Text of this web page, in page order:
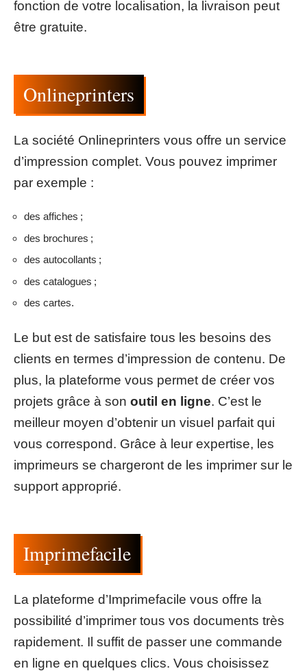
fonction de votre localisation, la livraison peut
être gratuite.
Onlineprinters
La société Onlineprinters vous offre un service
d’impression complet. Vous pouvez imprimer
par exemple :
des affiches ;
des brochures ;
des autocollants ;
des catalogues ;
des cartes.
Le but est de satisfaire tous les besoins des
clients en termes d’impression de contenu. De
plus, la plateforme vous permet de créer vos
projets grâce à son outil en ligne. C’est le
meilleur moyen d’obtenir un visuel parfait qui
vous correspond. Grâce à leur expertise, les
imprimeurs se chargeront de les imprimer sur le
support approprié.
Imprimefacile
La plateforme d’Imprimefacile vous offre la
possibilité d’imprimer tous vos documents très
rapidement. Il suffit de passer une commande
en ligne en quelques clics. Vous choisissez